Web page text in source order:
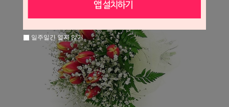
일주일간 열지 않기